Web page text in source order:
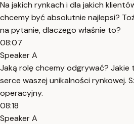
Na jakich rynkach i dla jakich
chcemy być absolutnie najlepsi?
na pytanie, dlaczego właśnie to?
08:07
Speaker A
Jaką rolę chcemy odgrywać? Jakie
serce waszej unikalności rynkowej.
operacyjny.
08:18
Speaker A